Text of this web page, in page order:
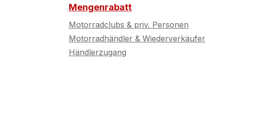
Mengenrabatt
Motorradclubs & priv. Personen
Motorradhändler & Wiederverkäufer
Händlerzugang